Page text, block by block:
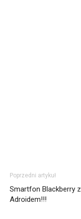
Poprzedni artykuł
Smartfon Blackberry z
Adroidem!!!